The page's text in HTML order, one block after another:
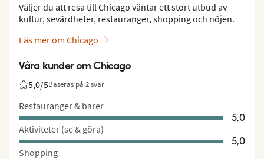
Väljer du att resa till Chicago väntar ett stort utbud av
kultur, sevärdheter, restauranger, shopping och nöjen.
Läs mer om Chicago
Våra kunder om Chicago
5,0/5Baseras på 2 svar
Betyg från Vings gäster: 5/5
Restauranger & barer
5,0
Aktiviteter (se & göra)
5,0
Shopping